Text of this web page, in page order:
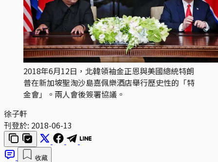
2018年6月12日，北韓領袖金正恩與美國總統特朗
普在新加坡聖淘沙島嘉佩樂酒店舉行歷史性的「特
金會」。兩人會後簽署協議。
徐子軒
刊登於: 2018-06-13
收藏